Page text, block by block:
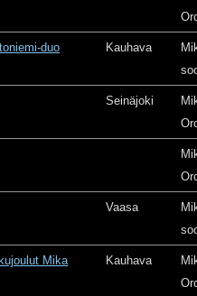
duo Kauhava
Seinäjoki
Vaasa
Mika
Kauhava